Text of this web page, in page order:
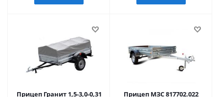
Прицеп Гранит 1,5-3,0-0,31
Прицеп МЗС 817702.022